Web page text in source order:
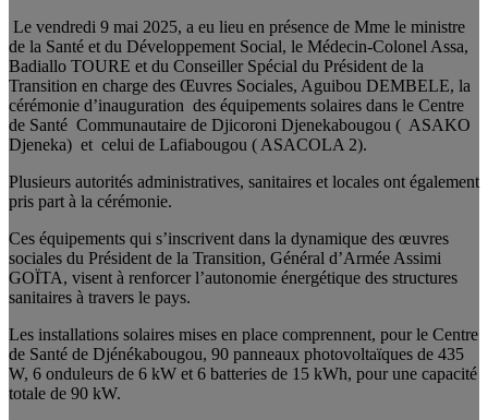
Le vendredi 9 mai 2025, a eu lieu en présence de Mme le ministre
de la Santé et du Développement Social, le Médecin-Colonel Assa,
Badiallo TOURE et du Conseiller Spécial du Président de la
Transition en charge des Œuvres Sociales, Aguibou DEMBELE, la
cérémonie d’inauguration des équipements solaires dans le Centre
de Santé Communautaire de Djicoroni Djenekabougou ( ASAKO
Djeneka) et celui de Lafiabougou ( ASACOLA 2).
Plusieurs autorités administratives, sanitaires et locales ont également
pris part à la cérémonie.
Ces équipements qui s’inscrivent dans la dynamique des œuvres
sociales du Président de la Transition, Général d’Armée Assimi
GOÏTA, visent à renforcer l’autonomie énergétique des structures
sanitaires à travers le pays.
Les installations solaires mises en place comprennent, pour le Centre
de Santé de Djénékabougou, 90 panneaux photovoltaïques de 435
W, 6 onduleurs de 6 kW et 6 batteries de 15 kWh, pour une capacité
totale de 90 kW.